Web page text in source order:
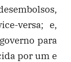
versa; e,
para
por um e